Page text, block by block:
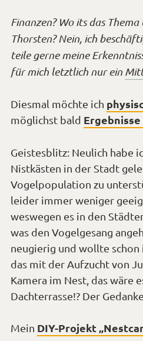
Finanzen? Wo its das
Thorsten? Nein, ich
teile gerne meine
für mich letztlich nur ein
Diesmal möchte ich
möglichst bald
Geistesblitz: Neulich habe
Nistkästen in der Stadt
Vogelpopulation zu
leider immer weniger
weswegen es in den
was den Vogelgesang
neugierig und wollte schon
das mit der Aufzucht von
Kamera im Nest, das wäre
Dachterrasse!? Der
Mein DIY-Projekt